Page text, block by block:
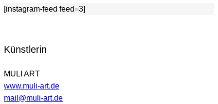
[instagram-feed feed=3]
Künstlerin
MULI ART
www.muli-art.de
mail@muli-art.de